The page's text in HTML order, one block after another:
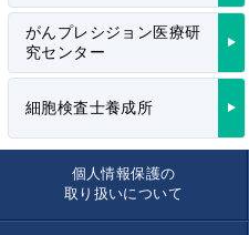
がんプレシジョン医療研
究センター
細胞検査士養成所
個人情報保護の
取り扱いについて